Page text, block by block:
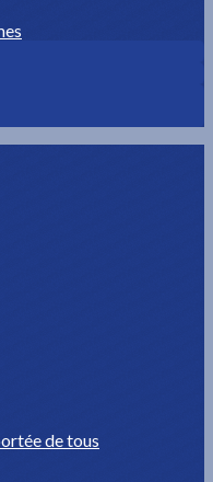
de tous